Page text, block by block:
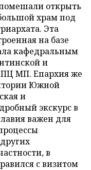
открыть
храм под
Эта
на базе
кафедральным
и
МП. Епархия же
Южной
и
экскурс в
важен для
в
с визитом